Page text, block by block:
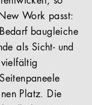
Work passt:
baugleiche
als Sicht- und
Platz. Die